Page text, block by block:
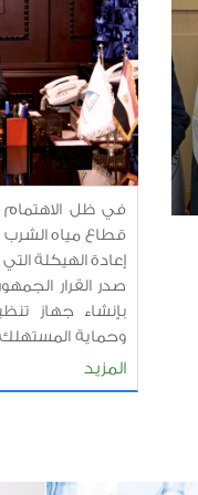
في ظل الاهتمام
قطاع مياه
إعادة الهيكلة
بإنشاء جهاز
وحماية
ومراقبة كل ما
والتخلص الآمن
المزيد